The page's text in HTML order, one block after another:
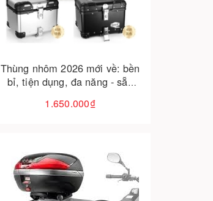
Thùng nhôm 2026 mới về: bền
bỉ, tiện dụng, đa năng - sẵn
1.650.000₫
Cho vào giỏ hàng